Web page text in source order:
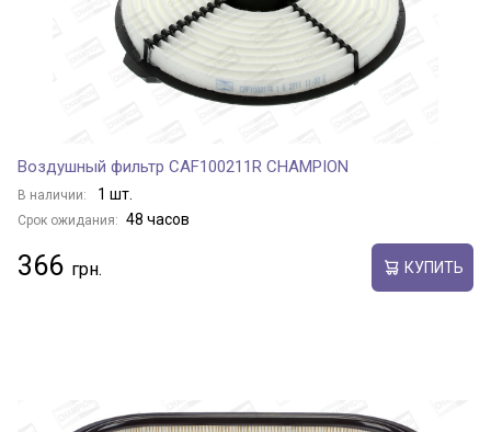
Воздушный фильтр CAF100211R CHAMPION
В наличии: 1 шт.
Срок ожидания: 48 часов
366 КУПИТЬ